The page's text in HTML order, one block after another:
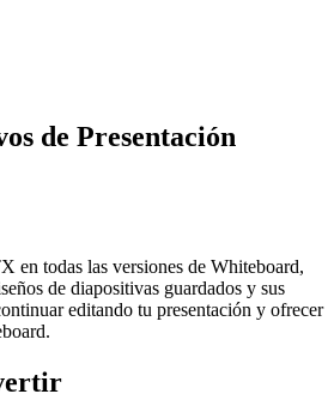
de Presentación
en todas las versiones de Whiteboard,
de diapositivas guardados y sus
editando tu presentación y ofrecer